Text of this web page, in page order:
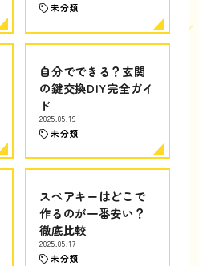
未分類
自分でできる？玄関
の鍵交換DIY完全ガイ
ド
2025.05.19
未分類
スペアキーはどこで
作るのが一番安い？
徹底比較
2025.05.17
未分類